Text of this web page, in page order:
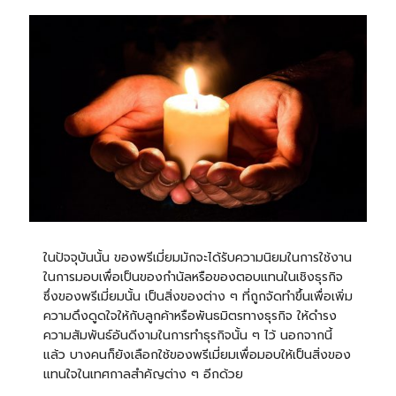
ในปัจจุบันนั้น ของพรีเมี่ยมมักจะได้รับความนิยมในการใช้งาน
ในการมอบเพื่อเป็นของกำนัลหรือของตอบแทนในเชิงธุรกิจ
ซึ่งของพรีเมี่ยมนั้น เป็นสิ่งของต่าง ๆ ที่ถูกจัดทำขึ้นเพื่อเพิ่ม
ความดึงดูดใจให้กับลูกค้าหรือพันธมิตรทางธุรกิจ ให้ดำรง
ความสัมพันธ์อันดีงามในการทำธุรกิจนั้น ๆ ไว้ นอกจากนี้
แล้ว บางคนก็ยังเลือกใช้ของพรีเมี่ยมเพื่อมอบให้เป็นสิ่งของ
แทนใจในเทศกาลสำคัญต่าง ๆ อีกด้วย